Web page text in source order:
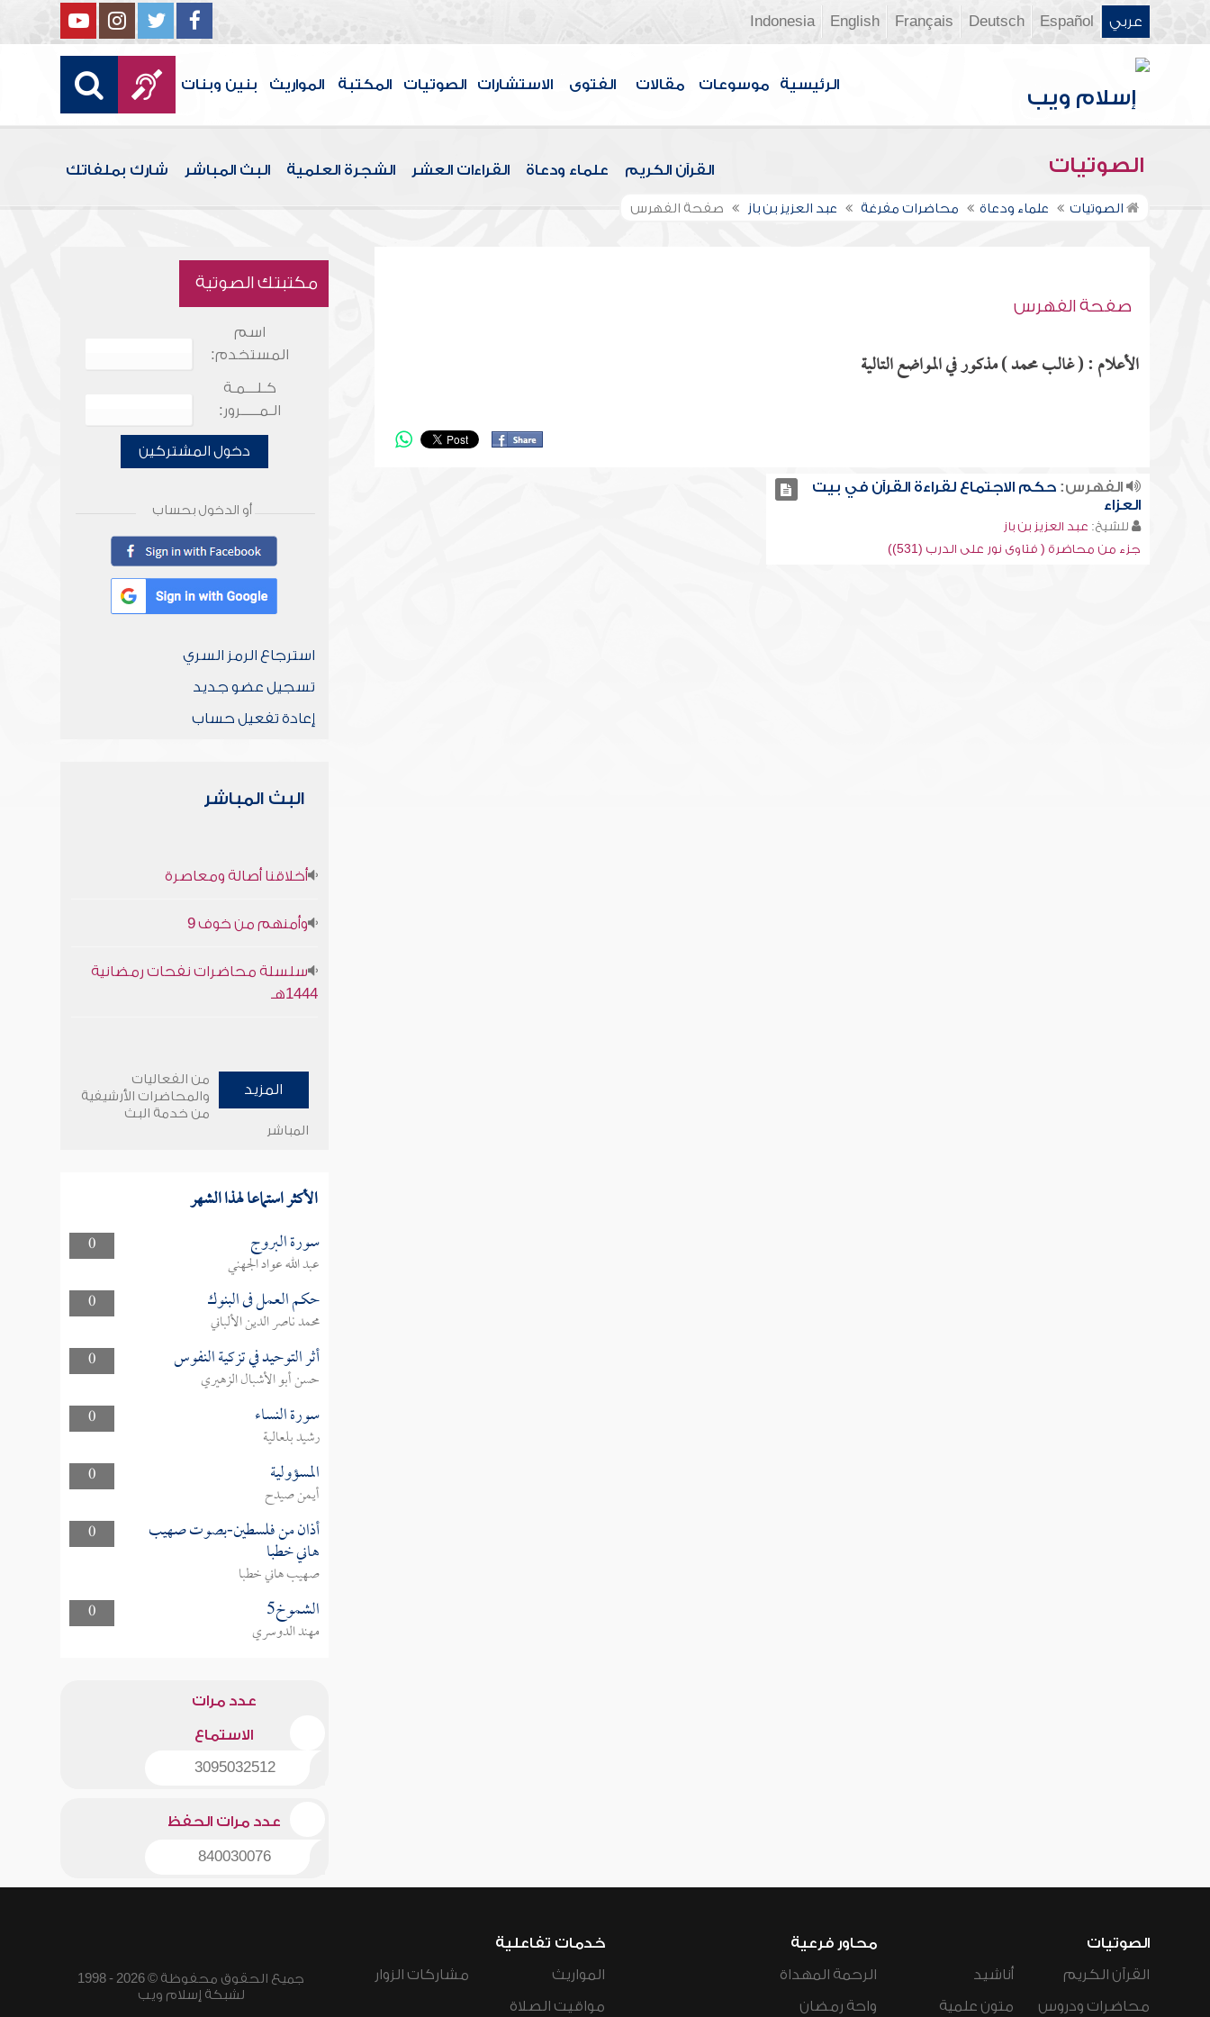
عربي Español
Deutsch
Français
English
Indonesia
الرئيسية موسوعات مقالات الفتوى الاستشارات الصوتيات المكتبة المواريث بنين وبنات
الصوتيات القرآن الكريم علماء ودعاة القراءات العشر الشجرة العلمية البث المباشر شارك بملفاتك
الصوتيات علماء ودعاة محاضرات مفرغة عبد العزيز بن باز صفحة الفهرس
صفحة الفهرس
الأعلام : ( غالب محمد ) مذكور في المواضع التالية
الفهرس:حكم الاجتماع لقراءة القرآن في بيت
العزاء
للشيخ: عبد العزيز بن باز
جزء من محاضرة ( فتاوى نور على الدرب (531))
مكتبتك الصوتية
اسم
المستخدم:
كـلـــمـة
الـمـــــرور:
دخول المشتركين
أو الدخول بحساب
استرجاع الرمز السري
تسجيل عضو جديد
إعادة تفعيل حساب
البث المباشر
أخلاقنا أصالة ومعاصرة
وأمنهم من خوف 9
سلسلة محاضرات نفحات رمضانية
1444هـ
المزيد
من الفعاليات
والمحاضرات الأرشيفية
من خدمة البث
المباشر
الأكثر استماعا لهذا الشهر
0 سورة البروج
عبد الله عواد الجهني
0
حكم العمل فى البنوك
محمد ناصر الدين الألباني
0
أثر التوحيد في تزكية النفوس
حسن أبو الأشبال الزهيري
0
سورة النساء
رشيد بلعالية
0
المسؤولية
أيمن صيدح
0
أذان من فلسطين-بصوت صهيب
هاني خطبا
صهيب هاني خطبا
0
الشموخ5
مهند الدوسري
عدد مرات
الاستماع
3095032512
عدد مرات الحفظ
840030076
الصوتيات
القرآن الكريم
محاضرات ودروس
أناشيد
متون علمية
محاور فرعية
الرحمة المهداة
واحة رمضان
خدمات تفاعلية
المواريث
مواقيت الصلاة
مشاركات الزوار
جميع الحقوق محفوظة © 2026 - 1998
لشبكة إسلام ويب